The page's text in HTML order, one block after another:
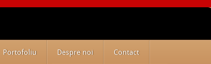
Portofoliu Despre noi Contact